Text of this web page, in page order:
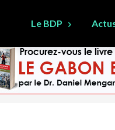
Le BDP